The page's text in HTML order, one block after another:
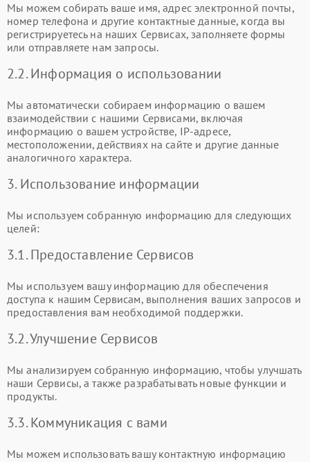
Мы можем собирать ваше имя, адрес электронной почты,
номер телефона и другие контактные данные, когда вы
регистрируетесь на наших Сервисах, заполняете формы
или отправляете нам запросы.
2.2. Информация о использовании
Мы автоматически собираем информацию о вашем
взаимодействии с нашими Сервисами, включая
информацию о вашем устройстве, IP-адресе,
местоположении, действиях на сайте и другие данные
аналогичного характера.
3. Использование информации
Мы используем собранную информацию для следующих
целей:
3.1. Предоставление Сервисов
Мы используем вашу информацию для обеспечения
доступа к нашим Сервисам, выполнения ваших запросов и
предоставления вам необходимой поддержки.
3.2. Улучшение Сервисов
Мы анализируем собранную информацию, чтобы улучшать
наши Сервисы, а также разрабатывать новые функции и
продукты.
3.3. Коммуникация с вами
Мы можем использовать вашу контактную информацию